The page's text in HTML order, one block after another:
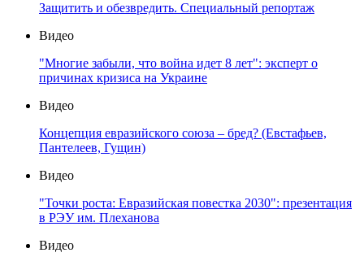
Защитить и обезвредить. Специальный репортаж
Видео
"Многие забыли, что война идет 8 лет": эксперт о
причинах кризиса на Украине
Видео
Концепция евразийского союза – бред? (Евстафьев,
Пантелеев, Гущин)
Видео
"Точки роста: Евразийская повестка 2030": презентация
в РЭУ им. Плеханова
Видео